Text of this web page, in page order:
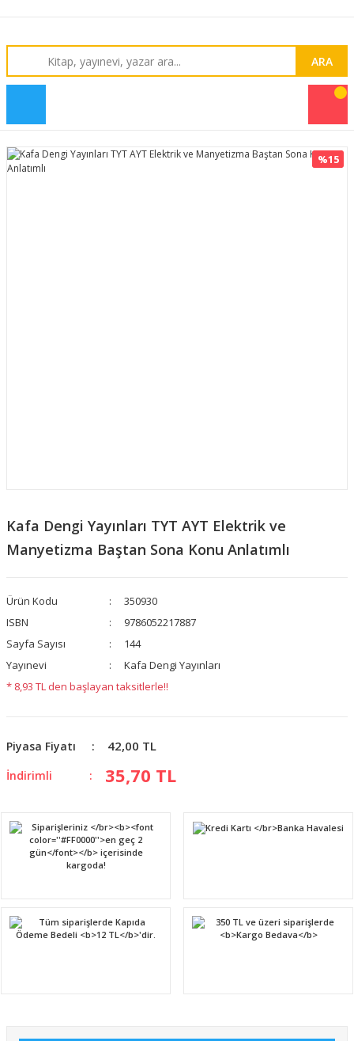
ARA
%15
​Kafa Dengi Yayınları TYT AYT Elektrik ve
Manyetizma Baştan Sona Konu Anlatımlı
Ürün Kodu
350930
ISBN
9786052217887
Sayfa Sayısı
144
Yayınevi
Kafa Dengi Yayınları
* 8,93 TL den başlayan taksitlerle!!
Piyasa Fiyatı 42,00 TL
İndirimli 35,70 TL